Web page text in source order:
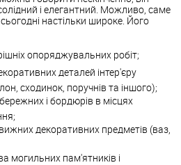
і елегантний. Можливо, саме
настільки широке. Його
опоряджувальних робіт;
деталей інтер'єру
сходинок, поручнів та іншого);
і бордюрів в місцях
декоративних предметів (ваз,
могильних пам'ятників і